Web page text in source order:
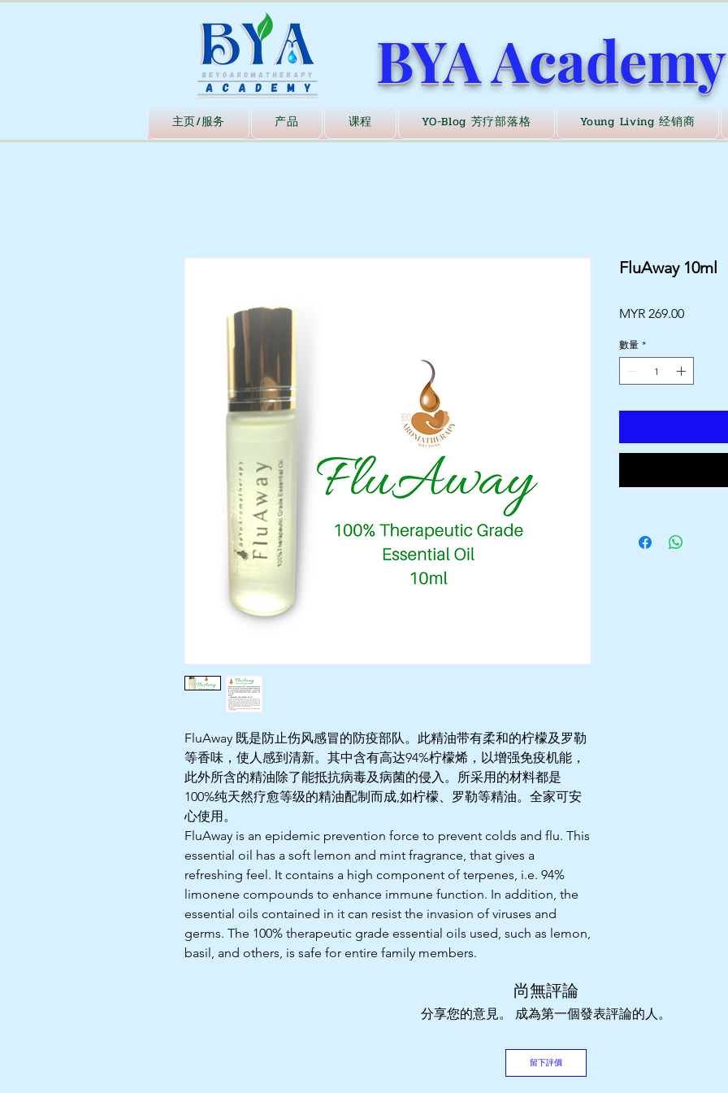
BYA Academy
主页/服务 产品 课程 YO-Blog 芳疗部落格 Young Living 经销商
FluAway 既是防止伤风感冒的防疫部队。此精油带有柔和的柠檬及罗勒
等香味，使人感到清新。其中含有高达94%柠檬烯，以增强免疫机能，
此外所含的精油除了能抵抗病毒及病菌的侵入。所采用的材料都是
100%纯天然疗愈等级的精油配制而成,如柠檬、罗勒等精油。全家可安
心使用。
FluAway is an epidemic prevention force to prevent colds and flu. This
essential oil has a soft lemon and mint fragrance, that gives a
refreshing feel. It contains a high component of terpenes, i.e. 94%
limonene compounds to enhance immune function. In addition, the
essential oils contained in it can resist the invasion of viruses and
germs. The 100% therapeutic grade essential oils used, such as lemon,
basil, and others, is safe for entire family members.
FluAway 10ml
MYR 269.00價
數量 *
尚無評論
分享您的意見。 成為第一個發表評論的人。
留下評價